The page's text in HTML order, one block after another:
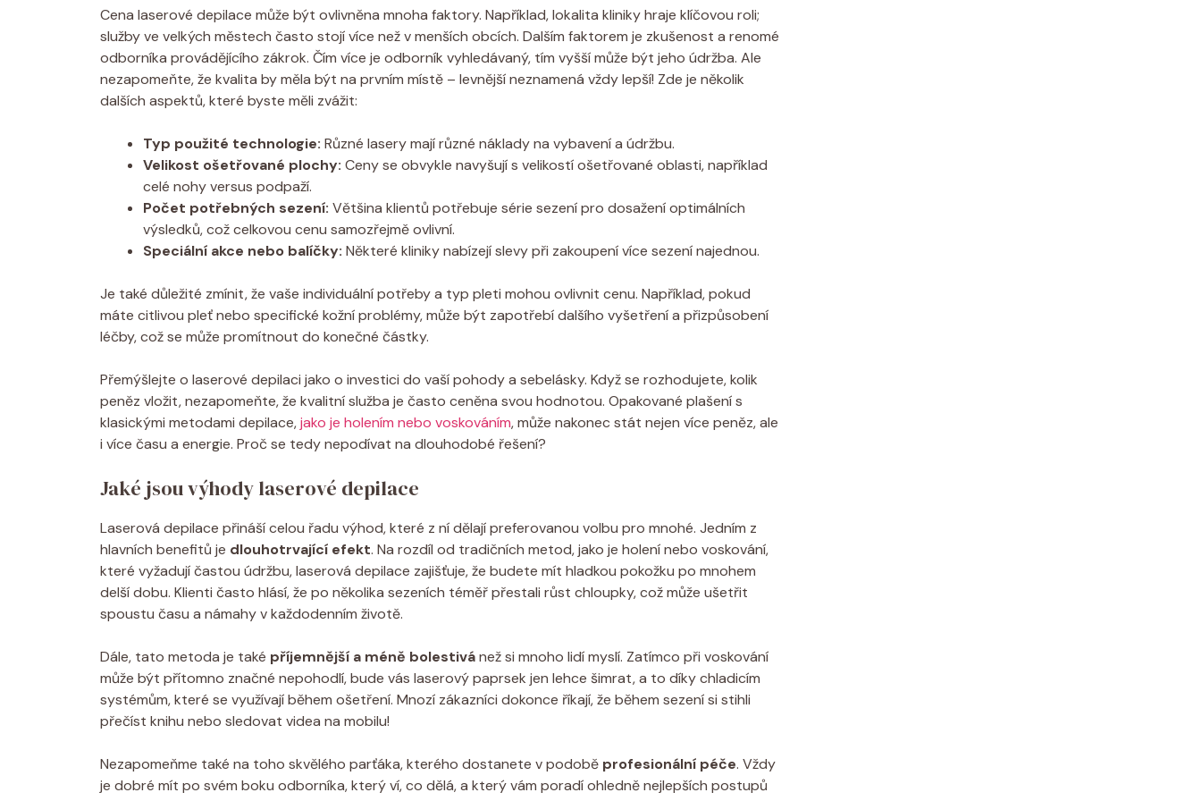
Cena laserové depilace může být ovlivněna mnoha faktory. Například, lokalita kliniky hraje klíčovou roli;
služby ve velkých městech často stojí více než v menších obcích. Dalším faktorem je zkušenost a renomé
odborníka provádějícího zákrok. Čím více je odborník vyhledávaný, tím vyšší může být jeho údržba. Ale
nezapomeňte, že kvalita by měla být na prvním místě – levnější neznamená vždy lepší! Zde je několik
dalších aspektů, které byste měli zvážit:
Typ použité technologie: Různé lasery mají různé náklady na vybavení a údržbu.
Velikost ošetřované plochy: Ceny se obvykle navyšují s velikostí ošetřované oblasti, například
celé nohy versus podpaží.
Počet potřebných sezení: Většina klientů potřebuje série sezení pro dosažení optimálních
výsledků, což celkovou cenu samozřejmě ovlivní.
Speciální akce nebo balíčky: Některé kliniky nabízejí slevy při zakoupení více sezení najednou.
Je také důležité zmínit, že vaše individuální potřeby a typ pleti mohou ovlivnit cenu. Například, pokud
máte citlivou pleť nebo specifické kožní problémy, může být zapotřebí dalšího vyšetření a přizpůsobení
léčby, což se může promítnout do konečné částky.
Přemýšlejte o laserové depilaci jako o investici do vaší pohody a sebelásky. Když se rozhodujete, kolik
peněz vložit, nezapomeňte, že kvalitní služba je často ceněna svou hodnotou. Opakované plašení s
klasickými metodami depilace,jako je holením nebo voskováním, může nakonec stát nejen více peněz, ale
i více času a energie. Proč se tedy nepodívat na dlouhodobé řešení?
Jaké jsou výhody laserové depilace
Laserová depilace přináší celou řadu výhod, které z ní dělají preferovanou volbu pro mnohé. Jedním z
hlavních benefitů je dlouhotrvající efekt. Na rozdíl od tradičních metod, jako je holení nebo voskování,
které vyžadují častou údržbu, laserová depilace zajišťuje, že budete mít hladkou pokožku po mnohem
delší dobu. Klienti často hlásí, že po několika sezeních téměř přestali růst chloupky, což může ušetřit
spoustu času a námahy v každodenním životě.
Dále, tato metoda je také příjemnější a méně bolestivánež si mnoho lidí myslí. Zatímco při voskování
může být přítomno značné nepohodlí, bude vás laserový paprsek jen lehce šimrat, a to díky chladicím
systémům, které se využívají během ošetření. Mnozí zákazníci dokonce říkají, že během sezení si stihli
přečíst knihu nebo sledovat videa na mobilu!
Nezapomeňme také na toho skvělého parťáka, kterého dostanete v podobě profesionální péče. Vždy
je dobré mít po svém boku odborníka, který ví, co dělá, a který vám poradí ohledně nejlepších postupů